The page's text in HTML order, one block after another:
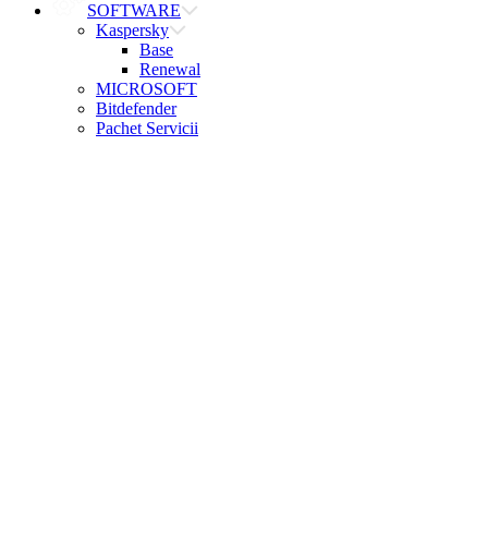
SOFTWARE
Kaspersky
Base
Renewal
MICROSOFT
Bitdefender
Pachet Servicii